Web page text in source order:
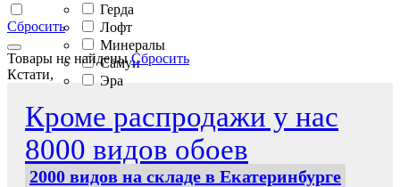
Герда
Лофт
Минералы
Самуи
Эра
Сбросить
Товары не найденыСбросить
Кстати,
Кроме распродажи у нас
8000 видов обоев
2000 видов на складе в Екатеринбурге